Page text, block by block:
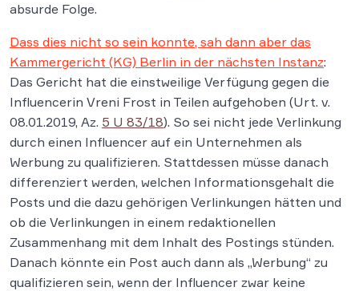
absurde Folge.
Dass dies nicht so sein konnte, sah dann aber das
Kammergericht (KG) Berlin in der nächsten Instanz:
Das Gericht hat die einstweilige Verfügung gegen die
Influencerin Vreni Frost in Teilen aufgehoben (Urt. v.
08.01.2019, Az. 5 U 83/18). So sei nicht jede Verlinkung
durch einen Influencer auf ein Unternehmen als
Werbung zu qualifizieren. Stattdessen müsse danach
differenziert werden, welchen Informationsgehalt die
Posts und die dazu gehörigen Verlinkungen hätten und
ob die Verlinkungen in einem redaktionellen
Zusammenhang mit dem Inhalt des Postings stünden.
Danach könnte ein Post auch dann als „Werbung“ zu
qualifizieren sein, wenn der Influencer zwar keine